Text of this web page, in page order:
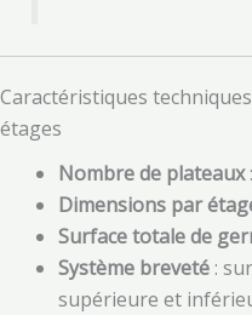
Caractéristiques
étages
Nombre de plateaux
Dimensions par
Surface totale de
Système breveté :
supérieure et